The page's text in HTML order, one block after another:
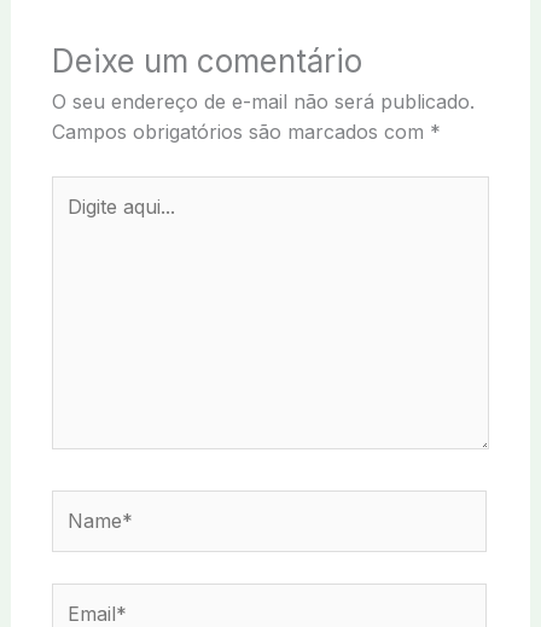
Deixe um comentário
O seu endereço de e-mail não será publicado.
Campos obrigatórios são marcados com *
aqui...